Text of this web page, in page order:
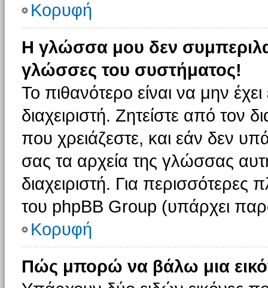
Κορυφή
Η γλώσσα μου δεν
γλώσσες του συστήματος!
Το πιθανότερο είναι να μην
διαχειριστή. Ζητείστε από τον
που χρειάζεστε, και εάν δεν
σας τα αρχεία της γλώσσας
διαχειριστή. Για περισσότερες
του phpBB Group (υπάρχει
Κορυφή
Πώς μπορώ να βάλω μια